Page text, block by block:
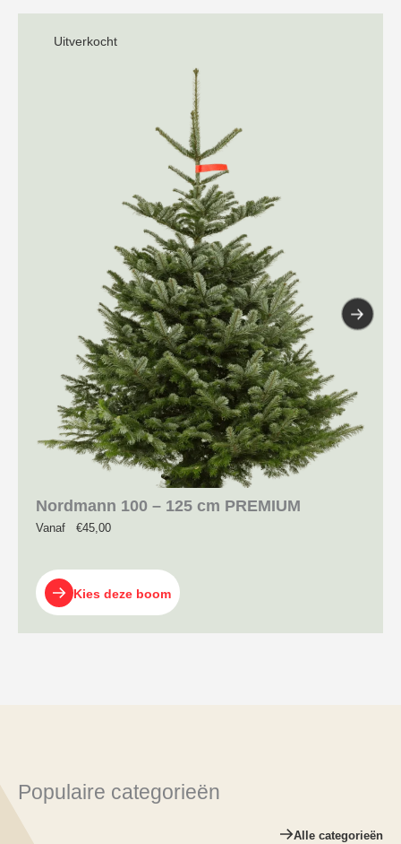
Uitverkocht
Nordmann 100 – 125 cm PREMIUM
Vanaf €45,00
Kies deze boom
Populaire categorieën
Alle categorieën